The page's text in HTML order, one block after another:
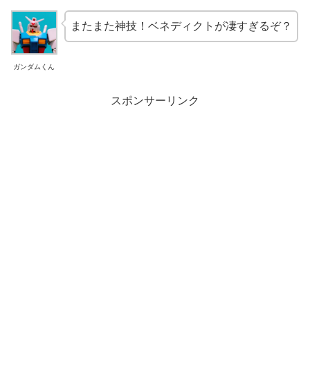
ガンダムくん
またまた神技！ベネディクトが凄すぎるぞ？
スポンサーリンク